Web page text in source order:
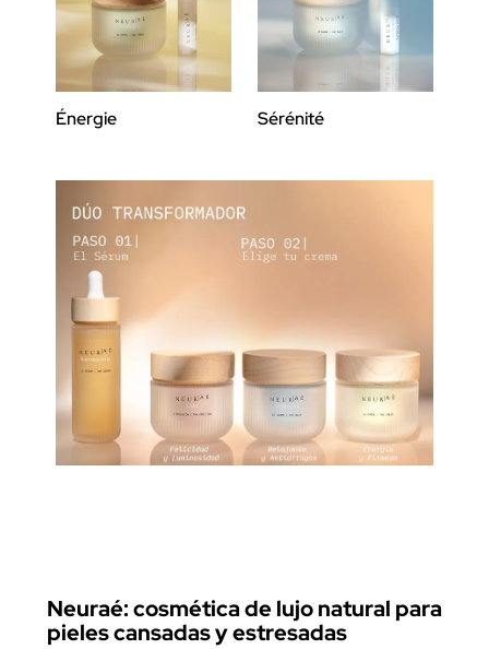
Énergie Sérénité
Neuraé: cosmética de lujo natural para
pieles cansadas y estresadas